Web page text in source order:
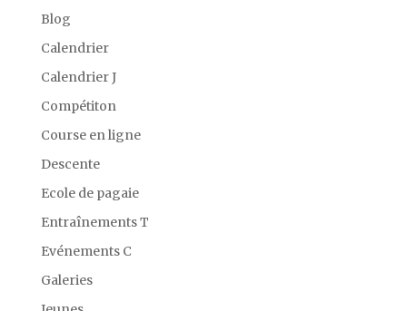
Blog
Calendrier
Calendrier J
Compétiton
Course en ligne
Descente
Ecole de pagaie
Entraînements T
Evénements C
Galeries